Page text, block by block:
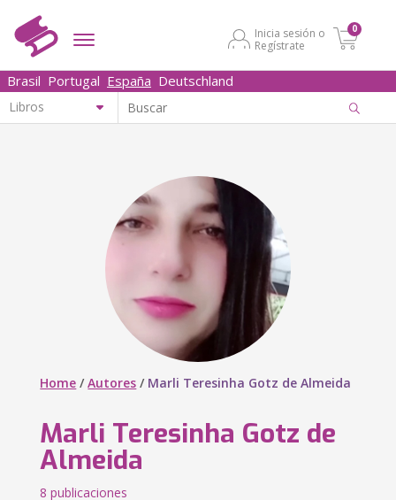
Inicia sesión o
Regístrate
0
Brasil Portugal España Deutschland
Home /Autores / Marli Teresinha Gotz de Almeida
Marli Teresinha Gotz de
Almeida
8 publicaciones